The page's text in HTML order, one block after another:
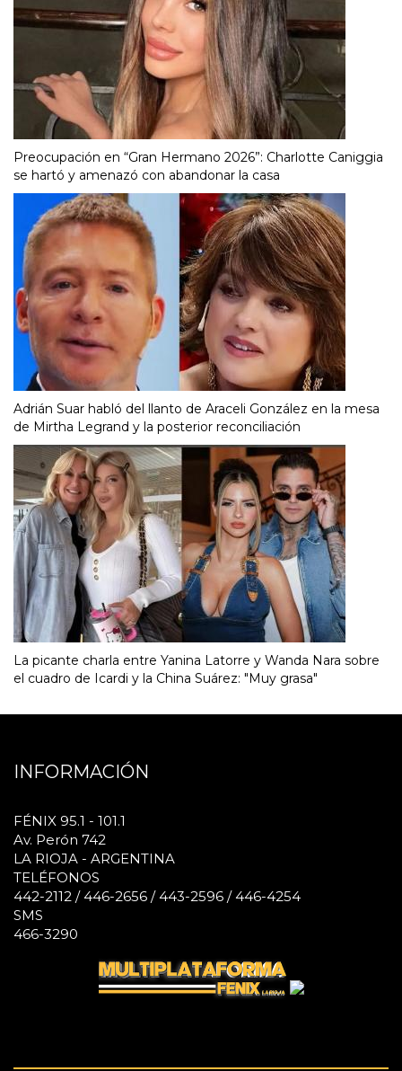
Preocupación en “Gran Hermano 2026”: Charlotte Caniggia
se hartó y amenazó con abandonar la casa
Adrián Suar habló del llanto de Araceli González en la mesa
de Mirtha Legrand y la posterior reconciliación
La picante charla entre Yanina Latorre y Wanda Nara sobre
el cuadro de Icardi y la China Suárez: "Muy grasa"
INFORMACIÓN
FÉNIX 95.1 - 101.1
Av. Perón 742
LA RIOJA - ARGENTINA
TELÉFONOS
442-2112 / 446-2656 / 443-2596 / 446-4254
SMS
466-3290